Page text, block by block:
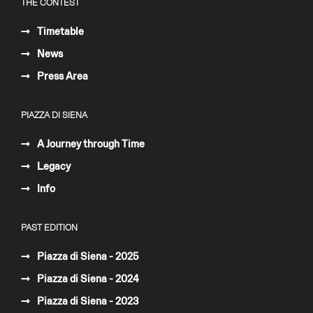
THE CONTEST
Timetable
News
Press Area
PIAZZA DI SIENA
A Journey through Time
Legacy
Info
PAST EDITION
Piazza di Siena - 2025
Piazza di Siena - 2024
Piazza di Siena - 2023